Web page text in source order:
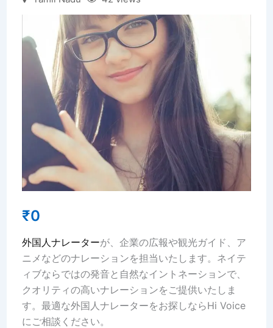
₹0
外国人ナレーターが、企業の広報や観光ガイド、ア
ニメなどのナレーションを担当いた します。ネイテ
ィブならではの発音と 自然なイントネーションで、
クオリティの高いナレーションを ご提供いた しま
す。 最適な外国人 ナレーターをお探しならHi Voice
にご相談ください。